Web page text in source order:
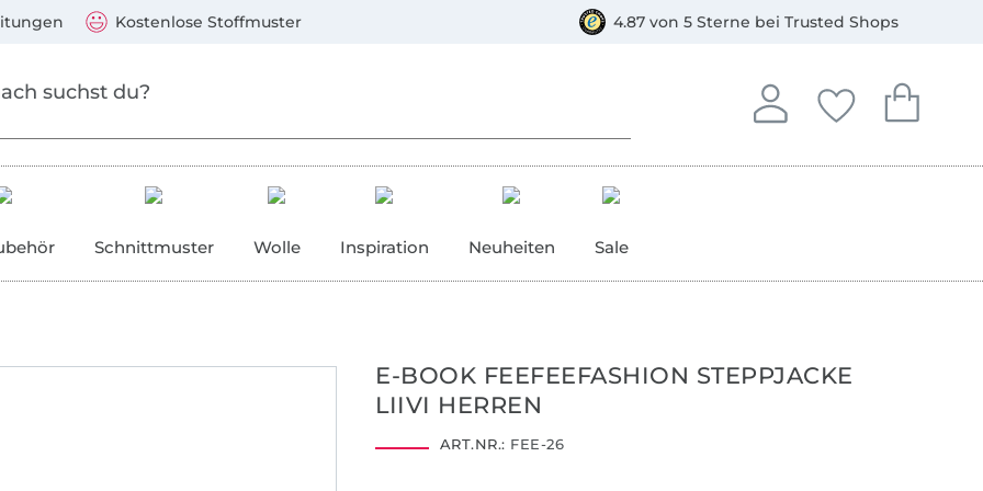
Kostenlose Stoffmuster 4.87 von 5 Sterne bei Trusted Shops
Anmelden
In deinem Konto
Deine
Du hast keine
Dein
Du hast
Schnittmuster Wolle Inspiration Neuheiten Sale
E-BOOK FEEFEEFASHION STEPPJACKE
LIIVI HERREN
ART.NR.: FEE-26
Mastercard, PayPal, Giropay, Kauf auf Rechnung, Vorkasse